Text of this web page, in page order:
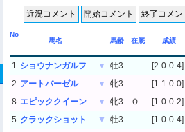
No
馬名
馬齢 在厩 成績
1 ショウナンガルフ ▼ 牡3 －
[2-0-0-4]
2 アートバーゼル ▼ 牝3 －
[1-1-0-0]
8 エピッククイーン ▼ 牝3 Ｏ
[1-0-0-2]
5 クラックショット ▼ 牡3 －
[1-0-0-4]